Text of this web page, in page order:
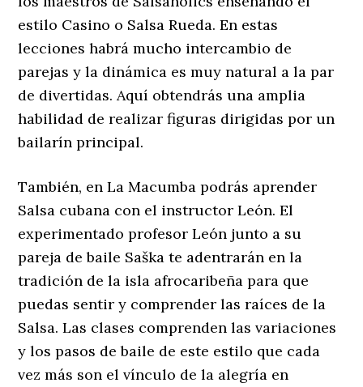
estilo Casino o Salsa Rueda. En estas
lecciones habrá mucho intercambio de
parejas y la dinámica es muy natural a la par
de divertidas. Aquí obtendrás una amplia
habilidad de realizar figuras dirigidas por un
bailarín principal.
También, en La Macumba podrás aprender
Salsa cubana con el instructor León. El
experimentado profesor León junto a su
pareja de baile Saška te adentrarán en la
tradición de la isla afrocaribeña para que
puedas sentir y comprender las raíces de la
Salsa. Las clases comprenden las variaciones
y los pasos de baile de este estilo que cada
vez más son el vínculo de la alegría en